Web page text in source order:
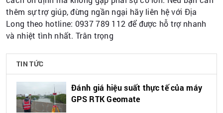
thêm sự trợ giúp, đừng ngần ngại hãy liên hệ với Địa
Long theo hotline: 0937 789 112 để được hỗ trợ nhanh
và nhiệt tình nhất. Trân trọng
TIN TỨC
Đánh giá hiệu suất thực tế của máy
GPS RTK Geomate